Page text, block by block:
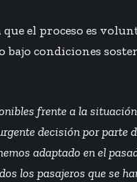
el proceso es
bajo condiciones
frente a la
decisión por parte
adaptado en el
los pasajeros que se